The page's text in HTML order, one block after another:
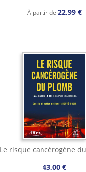
À partir de 22,99 €
Le risque cancérogène
43,00 €